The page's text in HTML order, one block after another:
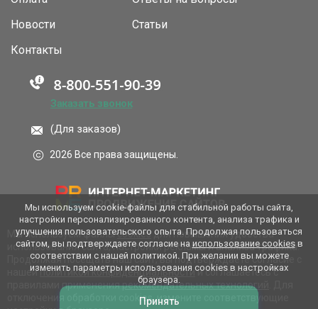
Новости
Статьи
Контакты
Заказать звонок
(Для заказов)
2026 Все права защищены.
Мы используем файлыcookies для повышения удобства
использования сайта, настройки рекламы и анализа трафика.
Продолжая посещать наш сайт, вы подтверждаете согласие с
нашейполитикой конфиденциальностии соглашаетесь с
правилами применениярекомендательных технологий
отключения обработки cookies, измените соответствующие
Мы используем cookie-файлы для стабильной работы сайта,
настройки персонализированного контента, анализа трафика и
улучшения пользовательского опыта. Продолжая пользоваться
сайтом, вы подтверждаете согласие на использование cookiesв
соответствии с нашей политикой. При желании вы можете
изменить параметры использования cookies в настройках
браузера.
Принять